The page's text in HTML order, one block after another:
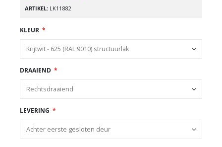
ARTIKEL LK11882
KLEUR
DRAAIEND
LEVERING